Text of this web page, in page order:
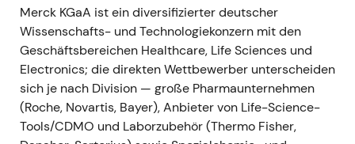
Investoren maßen der anhaltend hohen Nachfrage
nach Laborverbrauchsmaterialien und Reagenzien
zunehmend Bedeutung bei.[2],[8]- Technisch:
Positiver Impuls für die Kurserholung und
Bestandteil des breiteren Aufwärtstrends im Jahr
2021, getragen von der Life-Science-Nachfrage.[2],
[8]
Merck KGaA ist ein diversifizierter deutscher
Wissenschafts- und Technologiekonzern mit den
Geschäftsbereichen Healthcare, Life Sciences und
Electronics; die direkten Wettbewerber unterscheiden
sich je nach Division — große Pharmaunternehmen
(Roche, Novartis, Bayer), Anbieter von Life-Science-
Tools/CDMO und Laborzubehör (Thermo Fisher,